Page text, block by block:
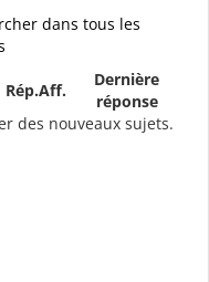
dans tous les
Rép.Aff.
Dernière
réponse
des nouveaux sujets.